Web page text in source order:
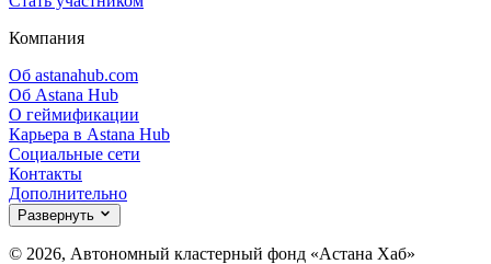
Компания
Об astanahub.com
Об Astana Hub
О геймификации
Карьера в Astana Hub
Социальные сети
Контакты
Дополнительно
Развернуть
© 2026, Автономный кластерный фонд «Астана Хаб»